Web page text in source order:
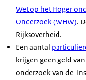
Wet op het Hoger
Onderzoek (WHW).
Rijksoverheid.
Een aantal
krijgen geen geld
onderzoek van de